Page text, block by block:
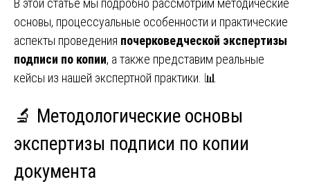
основы, процессуальные особенности и практические
аспекты проведения почерковедческой экспертизы
подписи по копии, а также представим реальные
кейсы из нашей экспертной практики. 📊
🔬 Методологические основы
экспертизы подписи по копии
документа